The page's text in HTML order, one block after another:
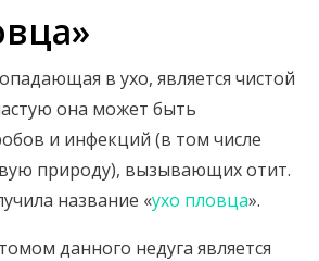
в ухо, является чистой
она может быть
и инфекций (в том числе
природу), вызывающих отит.
название «ухо пловца».
данного недуга является